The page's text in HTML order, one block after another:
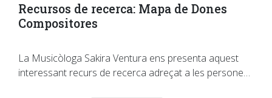
Recursos de recerca: Mapa de Dones
Compositores
La Musicòloga Sakira Ventura ens presenta aquest
interessant recurs de recerca adreçat a les persone…